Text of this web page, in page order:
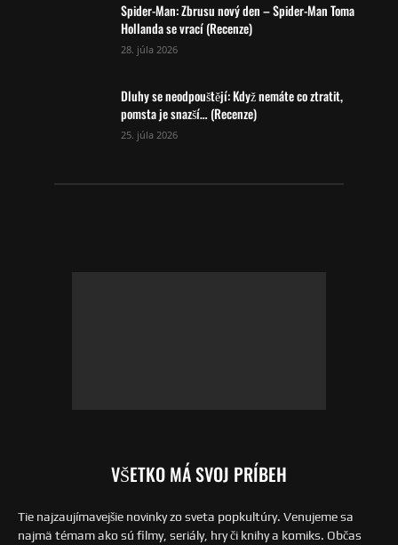
Spider-Man: Zbrusu nový den – Spider-Man Toma
Hollanda se vrací (Recenze)
28. júla 2026
Dluhy se neodpouštějí: Když nemáte co ztratit,
pomsta je snazší… (Recenze)
25. júla 2026
VŠETKO MÁ SVOJ PRÍBEH
Tie najzaujímavejšie novinky zo sveta popkultúry. Venujeme sa
najmä témam ako sú filmy, seriály, hry či knihy a komiks. Občas